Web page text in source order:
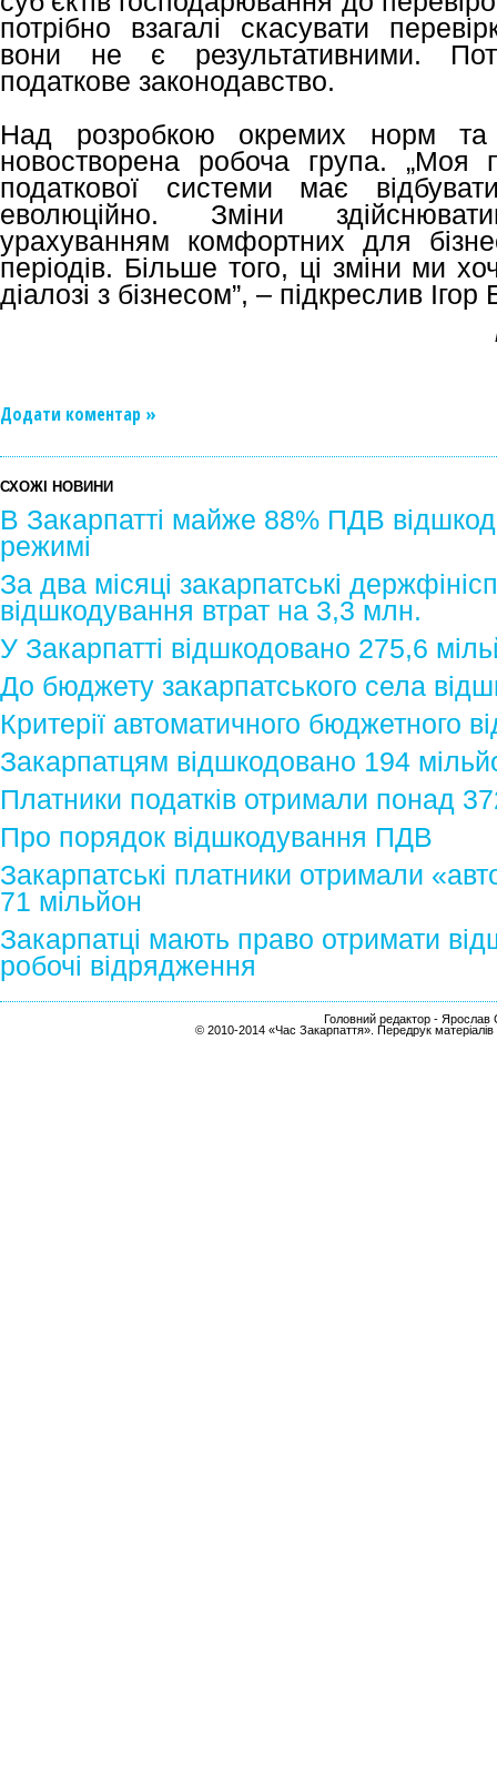
потрібно взагалі скасувати
вони не є результативними.
податкове законодавство.
Над розробкою окремих норм
новостворена робоча група. „Моя
податкової системи має
еволюційно. Зміни
урахуванням комфортних для
періодів. Більше того, ці зміни ми
діалозі з бізнесом”, – підкреслив Ігор
Додати коментар »
СХОЖІ НОВИНИ
В Закарпатті майже 88% ПДВ
режимі
За два місяці закарпатські
відшкодування втрат на 3,3 млн.
У Закарпатті відшкодовано 275,6
До бюджету закарпатського села
Критерії автоматичного бюджетного
Закарпатцям відшкодовано 194
Платники податків отримали понад
Про порядок відшкодування ПДВ
Закарпатські платники отримали
71 мільйон
Закарпатці мають право отримати
робочі відрядження
Головний редактор - Ярослав
© 2010-2014 «Час Закарпаття». Передрук